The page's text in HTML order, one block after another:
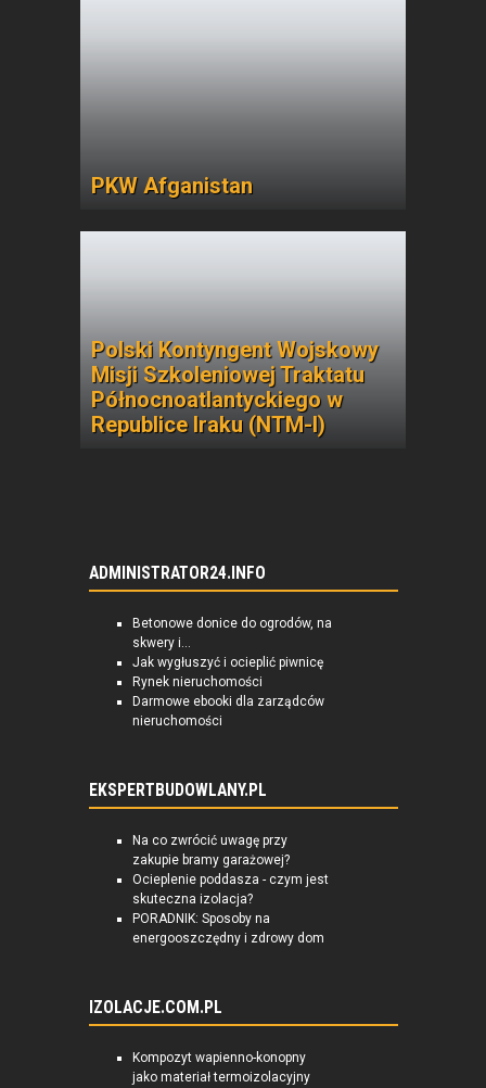
PKW Afganistan
Polski Kontyngent Wojskowy
Misji Szkoleniowej Traktatu
Północnoatlantyckiego w
Republice Iraku (NTM-I)
ADMINISTRATOR24.INFO
Betonowe donice do ogrodów, na
skwery i...
Jak wygłuszyć i ocieplić piwnicę
Rynek nieruchomości
Darmowe ebooki dla zarządców
nieruchomości
EKSPERTBUDOWLANY.PL
Na co zwrócić uwagę przy
zakupie bramy garażowej?
Ocieplenie poddasza - czym jest
skuteczna izolacja?
PORADNIK: Sposoby na
energooszczędny i zdrowy dom
IZOLACJE.COM.PL
Kompozyt wapienno-konopny
jako materiał termoizolacyjny